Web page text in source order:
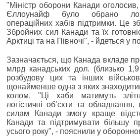
"Міністр оборони Канади оголосив,
Єллоунайф було обрано
операційних хабів підтримки. Це
Збройних сил Канади та їх
Арктиці та на Півночі", - йдеться у
Зазначається, що Канада вкладе
млрд канадських дол. (близько
розбудову цих та інших
щонайменше одна з яких
колом. "Ці хаби матимуть
логістичні обʼєкти та
силам Канади змогу краще
Канади та підтримувати більшу
усього року", - пояснили у